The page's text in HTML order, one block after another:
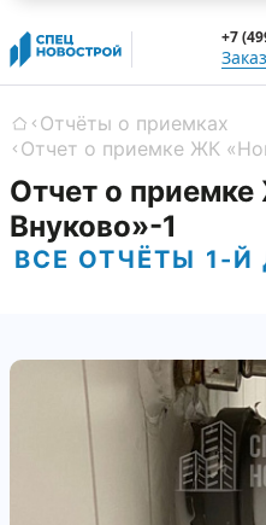
+7
Главная
Отчёты о приемках
Отчет о приемке ЖК
Отчет о
Внуково»-1
ВСЕ ОТЧЁТЫ 1-Й